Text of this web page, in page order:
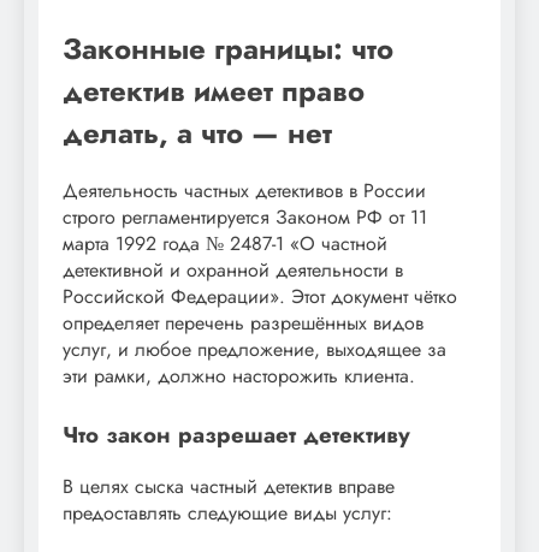
Законные границы: что
детектив имеет право
делать, а что — нет
Деятельность частных детективов в России
строго регламентируется Законом РФ от 11
марта 1992 года № 2487-1 «О частной
детективной и охранной деятельности в
Российской Федерации». Этот документ чётко
определяет перечень разрешённых видов
услуг, и любое предложение, выходящее за
эти рамки, должно насторожить клиента.
Что закон разрешает детективу
В целях сыска частный детектив вправе
предоставлять следующие виды услуг: